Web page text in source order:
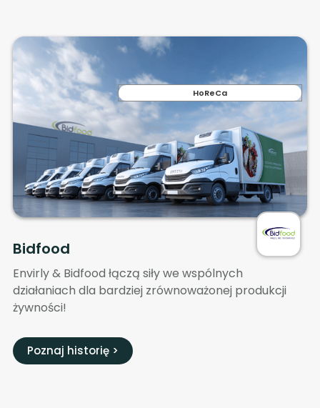
HoReCa
Bidfood
Envirly & Bidfood łączą siły we wspólnych
działaniach dla bardziej zrównoważonej produkcji
żywności!
Poznaj historię >